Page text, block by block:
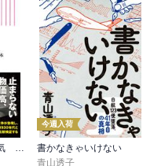
戦争を甘く見る空気 1930年代と似た道を進む現代日本
今週入荷
書かなきゃいけない
青山透子